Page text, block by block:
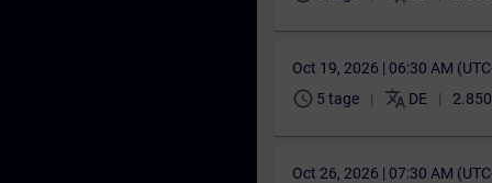
Oct 19, 2026 | 06:30 AM
schedule 5 tage translate DE
Oct 26, 2026 | 07:30 AM